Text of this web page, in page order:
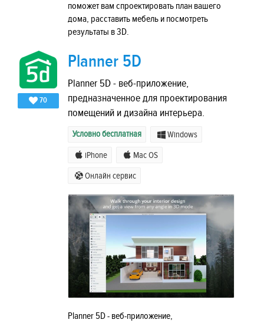
поможет вам спроектировать план вашего
дома, расставить мебель и посмотреть
результаты в 3D.
70
Planner 5D
Planner 5D - веб-приложение,
предназначенное для проектирования
помещений и дизайна интерьера.
Условно бесплатная Windows
iPhone Mac OS
Онлайн сервис
Planner 5D - веб-приложение,